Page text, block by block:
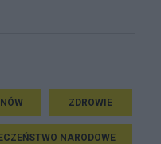
ZDROWIE
NARODOWE